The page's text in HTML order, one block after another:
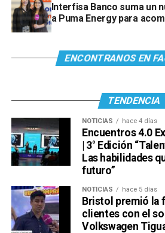
Interfisa Banco suma un
a Puma Energy para
ENCONTRANOS EN
TENDENCIA
NOTICIAS hace 4 días
Encuentros 4.0
| 3° Edición
Las habilidades
futuro”
NOTICIAS hace 5 días
Bristol premió la
clientes con el
Volkswagen